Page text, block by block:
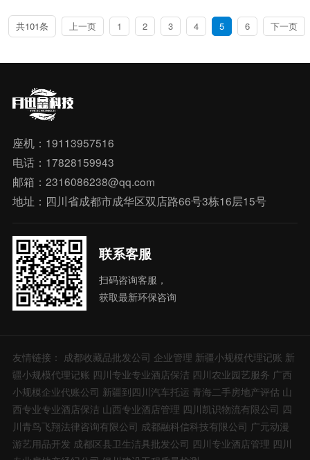
共101条 上一页 1 2 3 4 5 6 下一页
座机：19113957516
电话：17828159943
邮箱：2316086238@qq.com
地址：四川省成都市成华区双店路66号3栋16层15号
联系客服
扫码咨询客服，
获取最新环保咨询
友情链接： 成都收藏品批发公司 企业管理 新疆小规模代理记账 新
疆小规模代理记账 四川专业专业酒店保洁 四川农业园艺服务 广西
小规模企业代账公司 新疆到四川汽车托运 青海二手房地产评估 山
西专业专业酒店保洁 山西专业酒店管理 四川凯识物流有限公司 四
川青鸟飞翔法律咨询有限公司 成都融科信科技有限公司 广元动漫
游艺用品开发 成都区县卫生洁具批发公司 四川专业酒店管理 四川